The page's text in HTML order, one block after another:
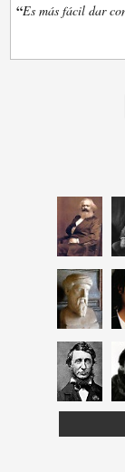
“Es más fácil dar